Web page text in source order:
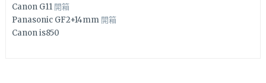
Canon G11 開箱
Panasonic GF2+14mm 開箱
Canon is850